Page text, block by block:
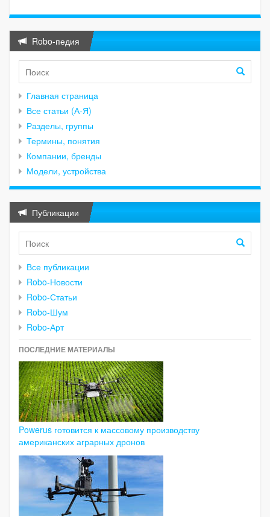
Robo-педия
Главная страница
Все статьи (А-Я)
Разделы, группы
Термины, понятия
Компании, бренды
Модели, устройства
Публикации
Все публикации
Robo-Новости
Robo-Статьи
Robo-Шум
Robo-Арт
ПОСЛЕДНИЕ МАТЕРИАЛЫ
Powerus готовится к массовому производству
американских аграрных дронов